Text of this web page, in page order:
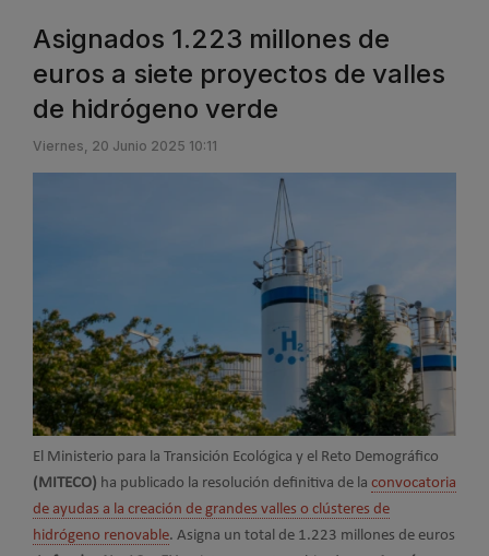
Asignados 1.223 millones de
euros a siete proyectos de valles
de hidrógeno verde
Viernes, 20 Junio 2025 10:11
El Ministerio para la Transición Ecológica y el Reto Demográfico
(MITECO) ha publicado la resolución definitiva de la convocatoria
de ayudas a la creación de grandes valles o clústeres de
hidrógeno renovable. Asigna un total de 1.223 millones de euros